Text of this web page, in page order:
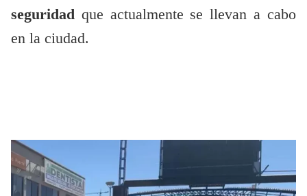
seguridad que actualmente se llevan a cabo
en la ciudad.